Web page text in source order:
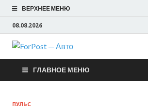
ВЕРХНЕЕ МЕНЮ
08.08.2026
Авто
ГЛАВНОЕ МЕНЮ
ПУЛЬС